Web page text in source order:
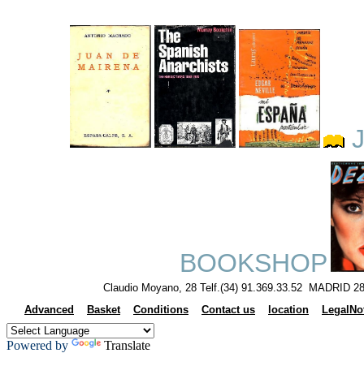
BOOKSHOP
Claudio Moyano, 28 Telf.(34) 91.369.33.52 MADRID
Advanced
Basket Conditions Contact us location
Powered by Translate